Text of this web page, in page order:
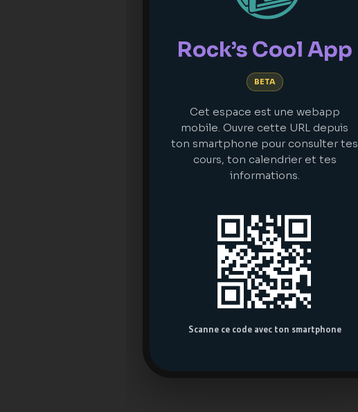
Rock’s Cool App
BETA
Cet espace est une webapp
mobile. Ouvre cette URL depuis
ton smartphone pour consulter tes
cours, ton calendrier et tes
informations.
Scanne ce code avec ton smartphone